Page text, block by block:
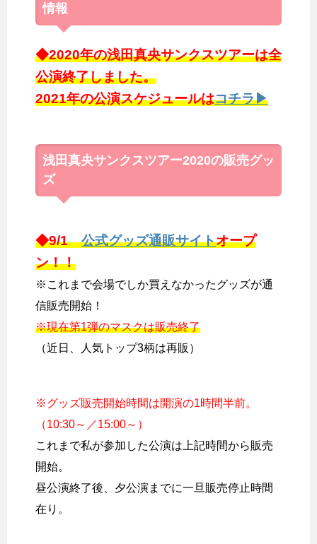
情報
◆2020年の浅田真央サンクスツアーは全
公演終了しました。
2021年の公演スケジュールはコチラ▶
浅田真央サンクスツアー2020の販売グッ
ズ
◆9/1公式グッズ通販サイトオープ
ン！！
※これまで会場でしか買えなかったグッズが通
信販売開始！
※現在第1弾のマスクは販売終了
（近日、人気トップ3柄は再販）
※グッズ販売開始時間は開演の1時間半前。
（10:30～／15:00～）
これまで私が参加した公演は上記時間から販売
開始。
昼公演終了後、夕公演までに一旦販売停止時間
在り。